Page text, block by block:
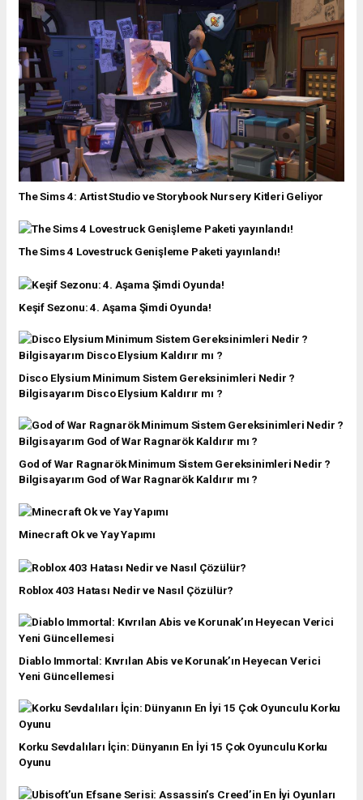
The Sims 4: Artist Studio ve Storybook Nursery Kitleri Geliyor
The Sims 4 Lovestruck Genişleme Paketi yayınlandı!
Keşif Sezonu: 4. Aşama Şimdi Oyunda!
Disco Elysium Minimum Sistem Gereksinimleri Nedir ?
Bilgisayarım Disco Elysium Kaldırır mı ?
God of War Ragnarök Minimum Sistem Gereksinimleri Nedir ?
Bilgisayarım God of War Ragnarök Kaldırır mı ?
Minecraft Ok ve Yay Yapımı
Roblox 403 Hatası Nedir ve Nasıl Çözülür?
Diablo Immortal: Kıvrılan Abis ve Korunak’ın Heyecan Verici
Yeni Güncellemesi
Korku Sevdalıları İçin: Dünyanın En İyi 15 Çok Oyunculu Korku
Oyunu